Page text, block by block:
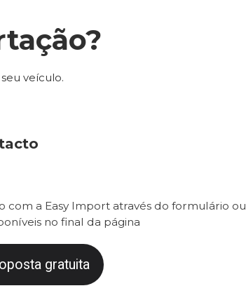
veículo.
com a Easy Import através do formulário ou
no final da página
gratuita